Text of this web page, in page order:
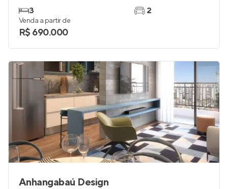
3
2
Venda a partir de
R$ 690.000
Anhangabaú Design